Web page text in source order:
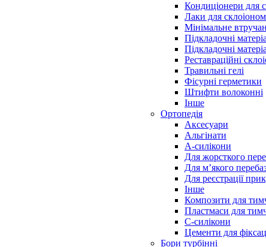
Кондиціонери для
Лаки для
Мінімальне
Підкладочні
Підкладочні
Реставраційні
Травильні гелі
Фісурні герметики
Штифти волоконні
Інше
Ортопедія
Аксесуари
Альгінати
А-силікони
Для жорсткого
Для м’якого
Для реєстрації
Інше
Композити для
Пластмаси для
С-силікони
Цементи для
Бори турбінні